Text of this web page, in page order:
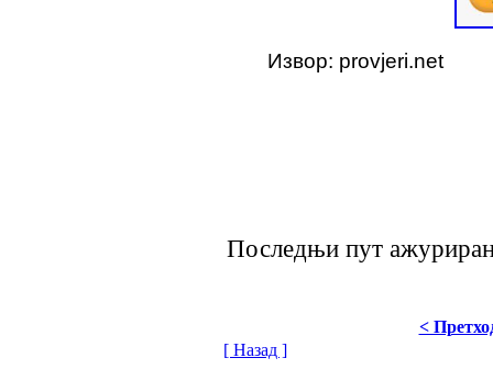
Извор: provjeri.net
Последњи пут
<
[ Назад ]